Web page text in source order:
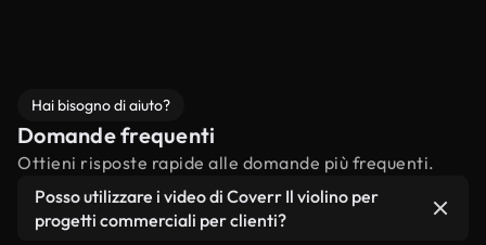
Hai bisogno di aiuto?
Domande frequenti
Ottieni risposte rapide alle domande più frequenti.
Posso utilizzare i video di Coverr Il violino per
progetti commerciali per clienti?